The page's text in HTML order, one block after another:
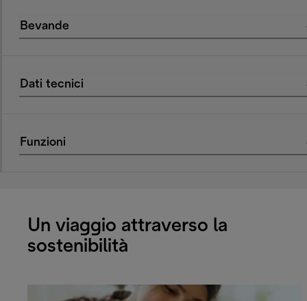
Bevande
Dati tecnici
Funzioni
Un viaggio attraverso la
sostenibilità